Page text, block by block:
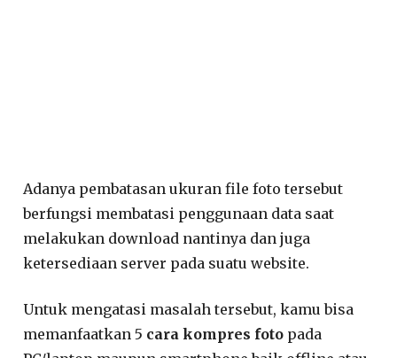
Adanya pembatasan ukuran file foto tersebut
berfungsi membatasi penggunaan data saat
melakukan download nantinya dan juga
ketersediaan server pada suatu website.
Untuk mengatasi masalah tersebut, kamu bisa
memanfaatkan 5 cara kompres foto pada